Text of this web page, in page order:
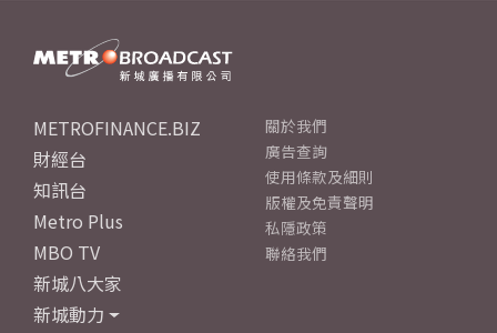
METROFINANCE.BIZ
財經台
知訊台
Metro Plus
MBO TV
新城八大家
新城動力
關於我們
廣告查詢
使用條款及細則
版權及免責聲明
私隱政策
聯絡我們